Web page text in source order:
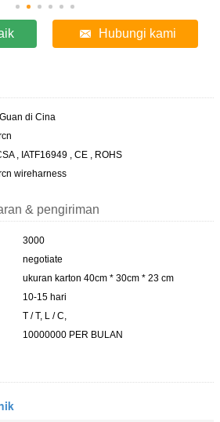
Hubungi kami
di Cina
, IATF16949 , CE , ROHS
wireharness
& pengiriman
3000
negotiate
ukuran karton 40cm * 30cm * 23 cm
10-15 hari
T / T, L / C,
10000000 PER BULAN